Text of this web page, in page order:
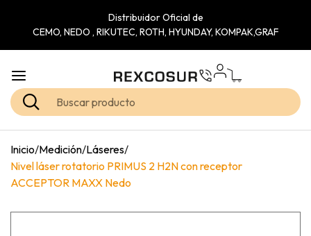
Distribuidor Oficial de
CEMO, NEDO , RIKUTEC, ROTH, HYUNDAY, KOMPAK,GRAF
Inicio/Medición/Láseres/
Nivel láser rotatorio PRIMUS 2 H2N con receptor
ACCEPTOR MAXX Nedo